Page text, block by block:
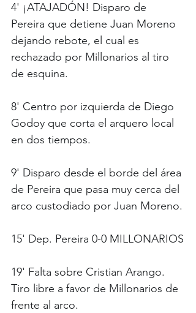
4' ¡ATAJADÓN! Disparo de
Pereira que detiene Juan Moreno
dejando rebote, el cual es
rechazado por Millonarios al tiro
de esquina.
8' Centro por izquierda de Diego
Godoy que corta el arquero local
en dos tiempos.
9' Disparo desde el borde del área
de Pereira que pasa muy cerca del
arco custodiado por Juan Moreno.
15' Dep. Pereira 0-0 MILLONARIOS
19' Falta sobre Cristian Arango.
Tiro libre a favor de Millonarios de
frente al arco.